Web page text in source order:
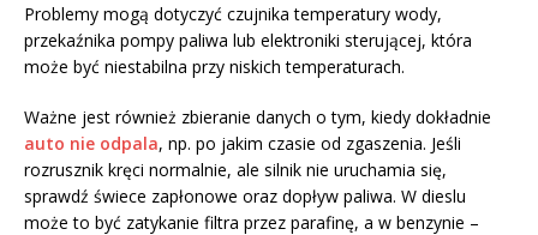
Problemy mogą dotyczyć czujnika temperatury wody,
przekaźnika pompy paliwa lub elektroniki sterującej, która
może być niestabilna przy niskich temperaturach.
Ważne jest również zbieranie danych o tym, kiedy dokładnie
auto nie odpala, np. po jakim czasie od zgaszenia. Jeśli
rozrusznik kręci normalnie, ale silnik nie uruchamia się,
sprawdź świece zapłonowe oraz dopływ paliwa. W dieslu
może to być zatykanie filtra przez parafinę, a w benzynie –